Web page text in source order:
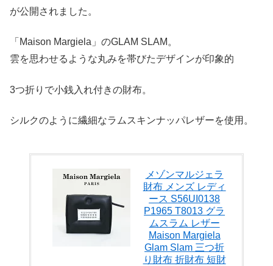
が公開されました。
「Maison Margiela」のGLAM SLAM。
雲を思わせるような丸みを帯びたデザインが印象的
3つ折りで小銭入れ付きの財布。
シルクのように繊細なラムスキンナッパレザーを使用。
メゾンマルジェラ
財布 メンズ レディ
ース S56UI0138
P1965 T8013 グラ
ムスラム レザー
Maison Margiela
Glam Slam 三つ折
り財布 折財布 短財